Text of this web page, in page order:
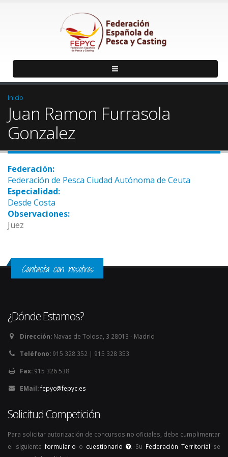
Inicio
Juan Ramon Furrasola
Gonzalez
Federación:
Federación de Pesca Ciudad Autónoma de Ceuta
Especialidad:
Desde Costa
Observaciones:
Juez
Contacta con nosotros
¿Dónde Estamos?
Dirección: Navas de Tolosa, 3 28013 - Madrid
Teléfono: 915 328 352 | 915 328 353
Fax: 915 326 538
EMail:fepyc@fepyc.es
Solicitud Competición
Para solicitar autorización de concursos no oficiales, debe cumplimentar
el siguiente formulario o cuestionario . Su Federación Territorial se